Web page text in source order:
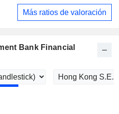
Más ratios de valoración
Bank Financial